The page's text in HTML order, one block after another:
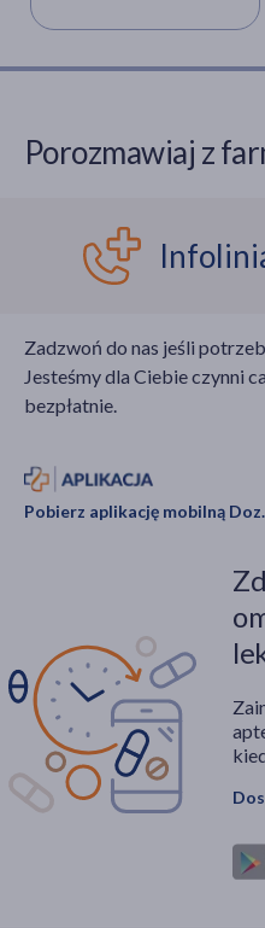
Porozmawiaj z
Zadzwoń do nas jeśli
Jesteśmy dla Ciebie czynni
bezpłatnie.
Pobierz aplikację mobilną